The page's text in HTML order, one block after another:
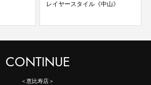
レイヤースタイル《中山》
CONTINUE
＜恵比寿店＞